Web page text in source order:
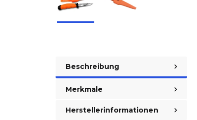
Beschreibung
Merkmale
Herstellerinformationen